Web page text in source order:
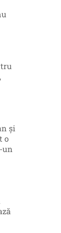
şi
o
un